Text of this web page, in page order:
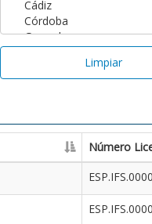
Limpiar
Número